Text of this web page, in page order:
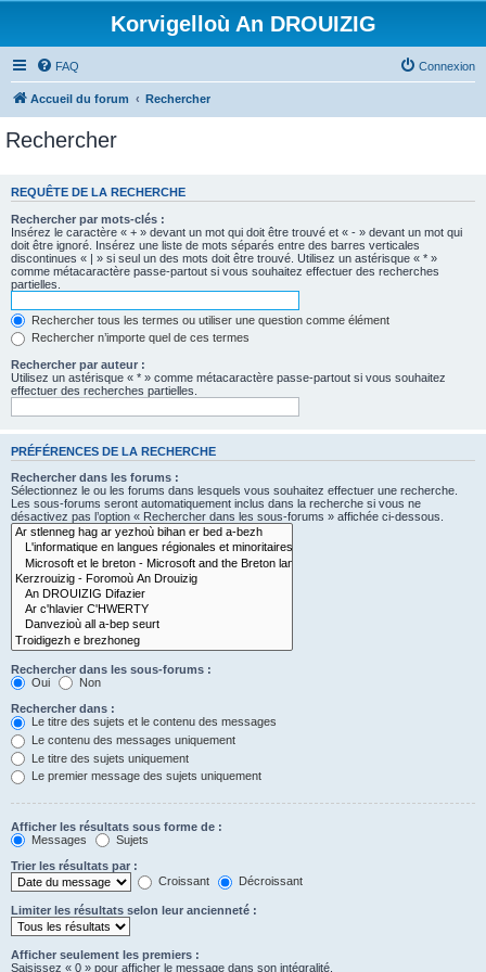
Korvigelloù An DROUIZIG
FAQ Connexion
Accueil du forum Rechercher
Rechercher
REQUÊTE DE LA RECHERCHE
Rechercher par mots-clés :
Insérez le caractère « + » devant un mot qui doit être trouvé et « - » devant un mot qui
doit être ignoré. Insérez une liste de mots séparés entre des barres verticales
discontinues « | » si seul un des mots doit être trouvé. Utilisez un astérisque « * »
comme métacaractère passe-partout si vous souhaitez effectuer des recherches
partielles.
Rechercher tous les termes ou utiliser une question comme élément
Rechercher n’importe quel de ces termes
Rechercher par auteur :
Utilisez un astérisque « * » comme métacaractère passe-partout si vous souhaitez
effectuer des recherches partielles.
PRÉFÉRENCES DE LA RECHERCHE
Rechercher dans les forums :
Sélectionnez le ou les forums dans lesquels vous souhaitez effectuer une recherche.
Les sous-forums seront automatiquement inclus dans la recherche si vous ne
désactivez pas l’option « Rechercher dans les sous-forums » affichée ci-dessous.
Rechercher dans les sous-forums :
Oui
Non
Rechercher dans :
Le titre des sujets et le contenu des messages
Le contenu des messages uniquement
Le titre des sujets uniquement
Le premier message des sujets uniquement
Afficher les résultats sous forme de :
Messages
Sujets
Trier les résultats par :
Croissant
Décroissant
Limiter les résultats selon leur ancienneté :
Afficher seulement les premiers :
Saisissez « 0 » pour afficher le message dans son intégralité.